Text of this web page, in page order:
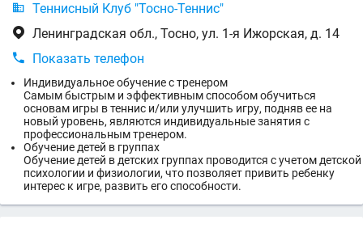
 Теннисный Клуб "Тосно-Теннис"
 Ленинградская обл., Тосно, ул. 1-я Ижорская, д. 14
 Показать телефон
Индивидуальное обучение с тренером
Самым быстрым и эффективным способом обучиться
основам игры в теннис и/или улучшить игру, подняв ее на
новый уровень, являются индивидуальные занятия с
профессиональным тренером.
Обучение детей в группах
Обучение детей в детских группах проводится с учетом детской
психологии и физиологии, что позволяет привить ребенку
интерес к игре, развить его способности.